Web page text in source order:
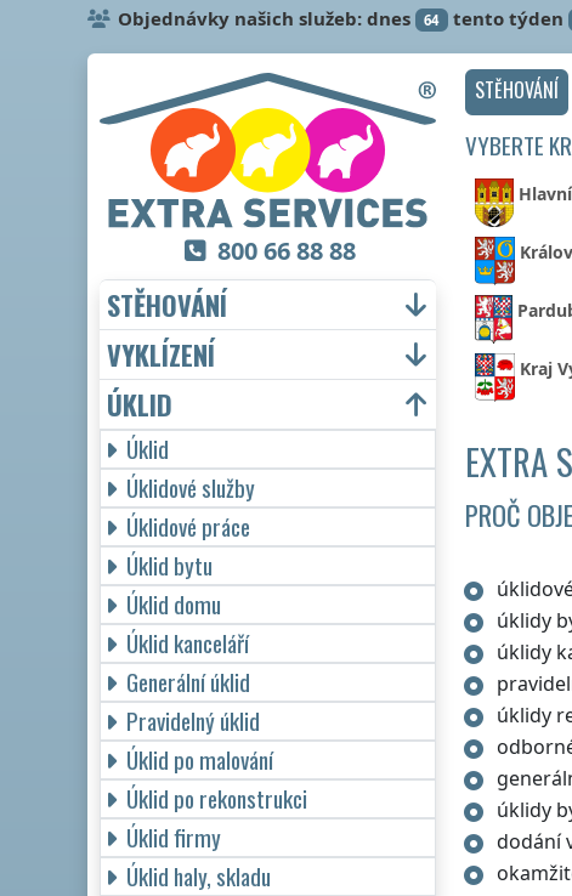
Objednávky našich služeb: dnes 64 tento týden
STĚHOVÁNÍ
VYBERTE
Kraj
EXTRA
PROČ
úklidy
úklidy
úklidy
úklidy
dodání
800 66 88 88
STĚHOVÁNÍ
VYKLÍZENÍ
ÚKLID
Úklid
Úklidové služby
Úklidové práce
Úklid bytu
Úklid domu
Úklid kanceláří
Generální úklid
Pravidelný úklid
Úklid po malování
Úklid po rekonstrukci
Úklid firmy
Úklid haly, skladu